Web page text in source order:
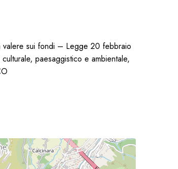
valere sui fondi – Legge 20 febbraio
paesaggistico e ambientale,